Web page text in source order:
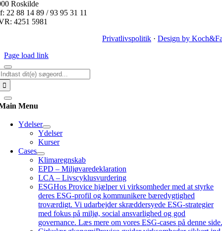
Roskilde
22 88 14 89 / 93 95 31 11
4251 5981
Privatlivspolitik ·Design by
Page load link
Menu
Ydelser
Ydelser
Kurser
Cases
Klimaregnskab
EPD – Miljøvaredeklaration
LCA – Livscyklusvurdering
ESGHos Provice hjælper vi virksomheder med at styrke
deres ESG-profil og kommunikere bæredygtighed
troværdigt. Vi udarbejder skræddersyede ESG-strategier
med fokus på miljø, social ansvarlighed og god
governance. Læs mere om vores ESG-cases på denne